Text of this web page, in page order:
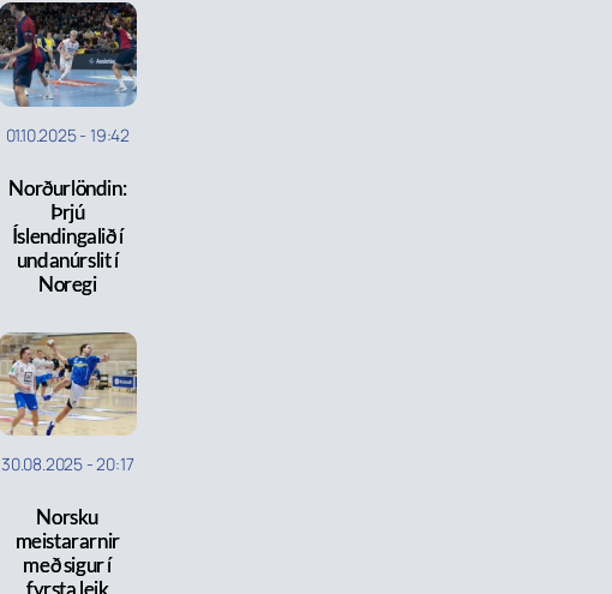
01.10.2025- 19:42
Norðurlöndin:
Þrjú
Íslendingalið í
undanúrslit í
Noregi
30.08.2025 -20:17
Norsku
meistararnir
með sigur í
fyrsta leik